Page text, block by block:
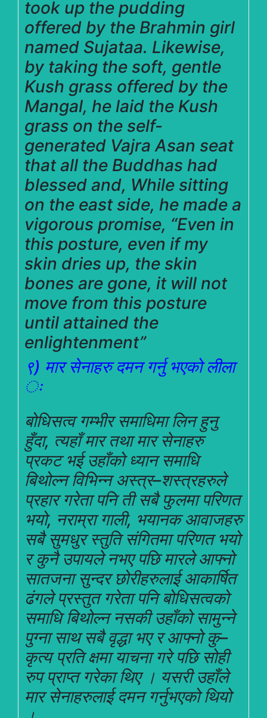
took up the pudding
offered by the Brahmin girl
named Sujataa. Likewise,
by taking the soft, gentle
Kush grass offered by the
Mangal, he laid the Kush
grass on the self-
generated Vajra Asan seat
that all the Buddhas had
blessed and, While sitting
on the east side, he made a
vigorous promise, “Even in
this posture, even if my
skin dries up, the skin
bones are gone, it will not
move from this posture
until attained the
enlightenment”
९) मार सेनाहरु दमन गर्नु भएको लीला
ः
बोधिसत्व गम्भीर समाधिमा लिन हुनु
हुँदा, त्यहाँ मार तथा मार सेनाहरु
प्रकट भई उहाँको ध्यान समाधि
बिथोल्न विभिन्न अस्त्र–शस्त्रहरुले
प्रहार गरेता पनि ती सबै फुलमा परिणत
भयो, नराम्रा गाली, भयानक आवाजहरु
सबै सुमधुर स्तुति संगितमा परिणत भयो
र कुनै उपायले नभए पछि मारले आफ्नो
सातजना सुन्दर छोरीहरुलाई आकार्षित
ढंगले प्रस्तुत गरेता पनि बोधिसत्वको
समाधि बिथोल्न नसकी उहाँको सामुन्ने
पुग्ना साथ सबै वृद्धा भए र आफ्नो कु–
कृत्य प्रति क्षमा याचना गरे पछि सोही
रुप प्राप्त गरेका थिए । यसरी उहाँले
मार सेनाहरुलाई दमन गर्नुभएको थियो